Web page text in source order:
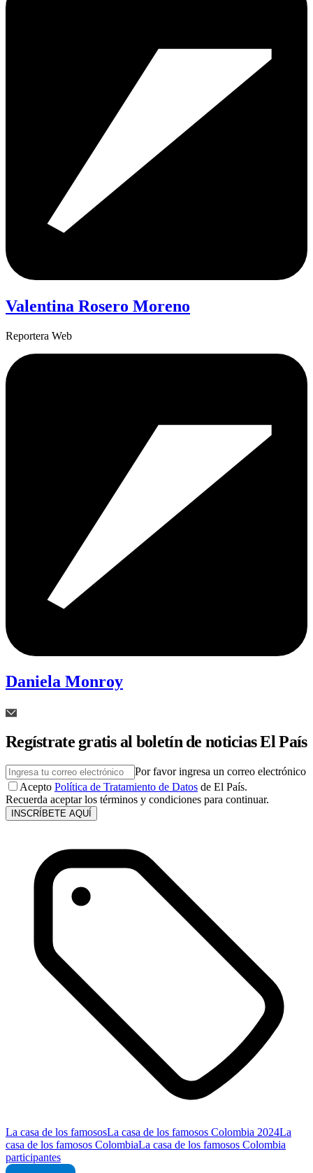
Valentina Rosero Moreno
Reportera Web
Daniela Monroy
Regístrate gratis al boletín de noticias El País
Por favor ingresa un correo electrónico
Acepto Política de Tratamiento de Datos de El País.
Recuerda aceptar los términos y condiciones para continuar.
INSCRÍBETE AQUÍ
La casa de los famososLa casa de los famosos Colombia 2024La
casa de los famosos ColombiaLa casa de los famosos Colombia
participantes